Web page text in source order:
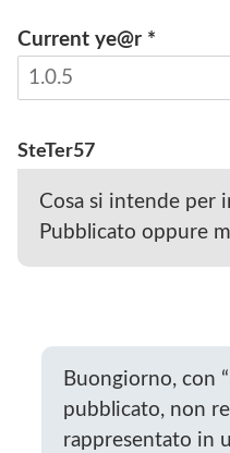
Current ye@r *
SteTer57
Cosa si intende per
Pubblicato oppure
Buongiorno, con
pubblicato, non
rappresentato in